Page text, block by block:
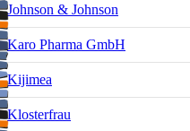
Johnson & Johnson
Karo Pharma GmbH
Kijimea
Klosterfrau